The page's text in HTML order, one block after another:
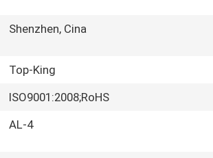
Shenzhen, Cina
Top-King
ISO9001:2008;RoHS
AL-4